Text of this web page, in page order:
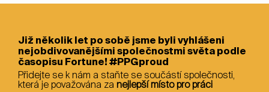
Již několik let po sobě jsme byli vyhlášeni
nejobdivovanějšími společnostmi světa podle
časopisu Fortune! #PPGproud
Přidejte se k nám a staňte se součástí společnosti,
která je považována za nejlepší místo pro práci